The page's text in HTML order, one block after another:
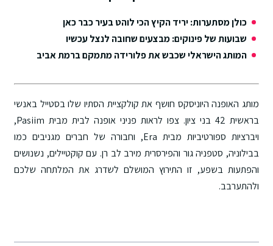
כולן מסתערות: יריד הקיץ הכי לוהט בעיר כבר כאן
שבועות של פינוקים: מבצעים שחובה לנצל עכשיו
המותג הישראלי שכבש את פלורידה מתמקם ברמת אביב
מותג האופנה היוניסקס חושף את קולקציית הסתיו שלו בסטייל באנשי
בראשית 42 בני ציון. צפו לראות פניני אופנה לבית מבית Pasiim,
ויברציות ספורטיביות מבית Era, וחבורה של חברים מגניבים כמו
בבילוניה, סטפניה גור והפירסרית מירב לב רן. עם קוקטיילים, נשנושים
והפתעות בשפע, זו התירוץ המושלם לשדרג את המלתחה שלכם
ולהתערבב.